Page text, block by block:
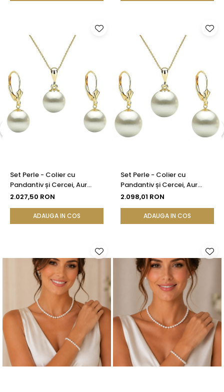
Set Perle - Colier cu
Pandantiv și Cercei, Aur
Galben 14K, Perle Albe
2.027,50 RON
ADAUGA IN COS
Set Perle - Colier cu
Pandantiv și Cercei, Aur
Galben 14K, Perle Albe
KASKADDA®
2.098,01 RON
ADAUGA IN COS